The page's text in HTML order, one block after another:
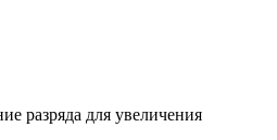
разряда для увеличения